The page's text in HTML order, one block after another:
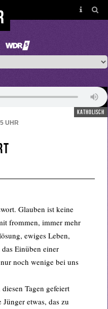
katholisch
UHR
Glauben ist keine
frommen, immer mehr
ewiges Leben,
Einüben einer
noch wenige bei uns
Tagen gefeiert
etwas, das zu